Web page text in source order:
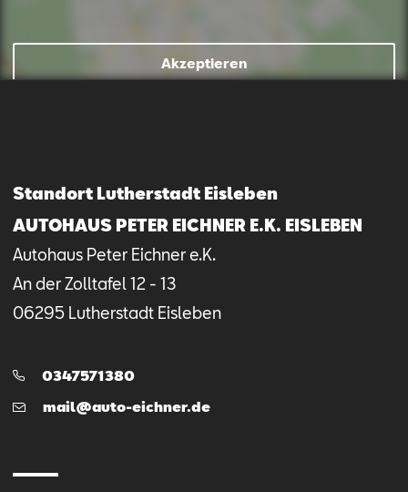
CUP­RA-Mas­ter
Mail schreiben
Akzeptieren
Standort Lutherstadt Eisleben
AUTOHAUS PETER EICHNER E.K. EISLEBEN
Autohaus Peter Eichner e.K.
An der Zolltafel12 - 13
06295 Lutherstadt Eisleben
Telefon:
0347571380
E-
mail@auto-eichner.de